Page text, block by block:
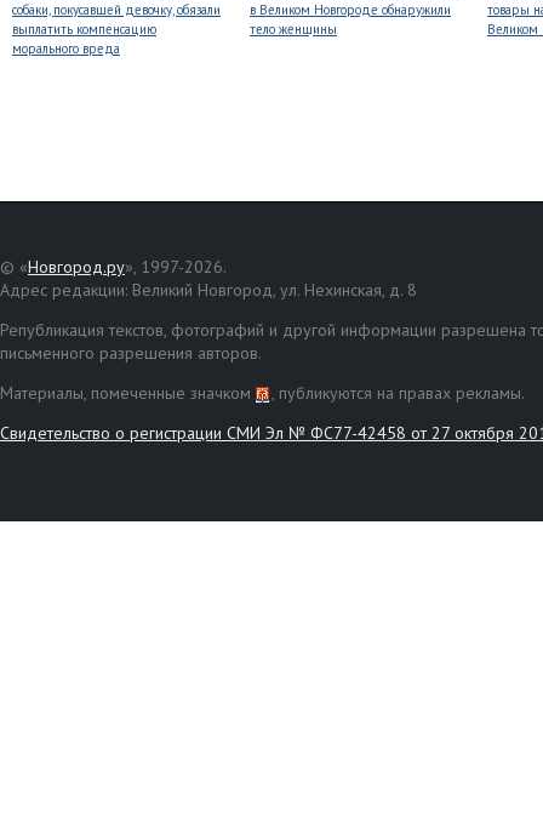
собаки, покусавшей девочку, обязали
выплатить компенсацию
морального вреда
в Великом Новгороде обнаружили
тело женщины
товары
Великом
© «Новгород.ру», 1997-2026.
Адрес редакции: Великий Новгород, ул. Нехинская, д. 8
Републикация текстов, фотографий и другой информации разрешена
письменного разрешения авторов.
Материалы, помеченные значком
, публикуются на правах рекламы.
Свидетельство о регистрации СМИ Эл № ФС77-42458 от 27 октября